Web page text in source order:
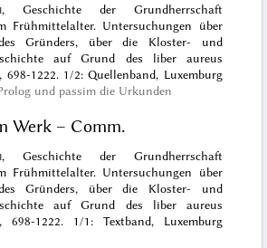
, Geschichte der Grundherrschaft
Frühmittelalter. Untersuchungen über
Gründers, über die Kloster- und
auf Grund des liber aureus
698-1222. 1/2: Quellenband, Luxemburg
und passim die Urkunden
Werk – Comm.
, Geschichte der Grundherrschaft
Frühmittelalter. Untersuchungen über
Gründers, über die Kloster- und
auf Grund des liber aureus
698-1222. 1/1: Textband, Luxemburg